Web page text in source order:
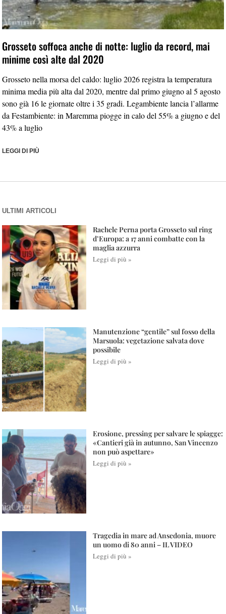
Grosseto soffoca anche di notte: luglio da record, mai
minime così alte dal 2020
Grosseto nella morsa del caldo: luglio 2026 registra la temperatura
minima media più alta dal 2020, mentre dal primo giugno al 5 agosto
sono già 16 le giornate oltre i 35 gradi. Legambiente lancia l’allarme
da Festambiente: in Maremma piogge in calo del 55% a giugno e del
43% a luglio
LEGGI DI PIÙ
ULTIMI ARTICOLI
Rachele Perna porta Grosseto sul ring
d’Europa: a 17 anni combatte con la
maglia azzurra
Leggi di più »
Manutenzione “gentile” sul fosso della
Marsuola: vegetazione salvata dove
possibile
Leggi di più »
Erosione, pressing per salvare le spiagge:
«Cantieri già in autunno, San Vincenzo
non può aspettare»
Leggi di più »
Tragedia in mare ad Ansedonia, muore
un uomo di 80 anni – IL VIDEO
Leggi di più »